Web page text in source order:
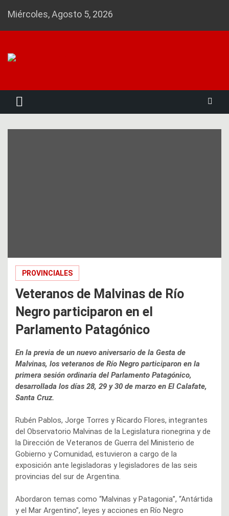
Miércoles, Agosto 5, 2026
PROVINCIALES
Veteranos de Malvinas de Río
Negro participaron en el
Parlamento Patagónico
En la previa de un nuevo aniversario de la Gesta de
Malvinas, los veteranos de Río Negro participaron en la
primera sesión ordinaria del Parlamento Patagónico,
desarrollada los días 28, 29 y 30 de marzo en El Calafate,
Santa Cruz.
Rubén Pablos, Jorge Torres y Ricardo Flores, integrantes
del Observatorio Malvinas de la Legislatura rionegrina y de
la Dirección de Veteranos de Guerra del Ministerio de
Gobierno y Comunidad, estuvieron a cargo de la
exposición ante legisladoras y legisladores de las seis
provincias del sur de Argentina.
Abordaron temas como “Malvinas y Patagonia”, “Antártida
y el Mar Argentino”, leyes y acciones en Río Negro